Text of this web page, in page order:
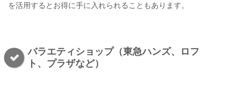
を活用するとお得に手に入れられることもあります。
バラエティショップ（東急ハンズ、ロフ
ト、プラザなど）